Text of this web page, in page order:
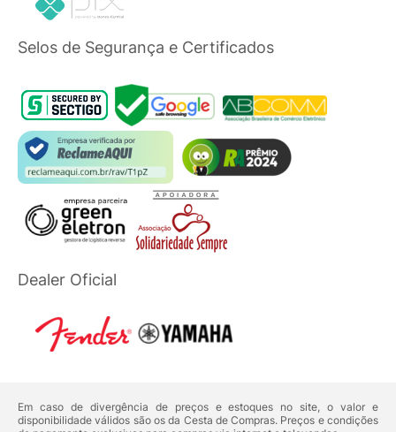
Selos de Segurança e Certificados
Dealer Oficial
Em caso de divergência de preços e estoques no site, o valor e
disponibilidade válidos são os da Cesta de Compras. Preços e condições